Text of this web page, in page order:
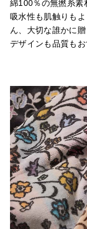
綿100％の無撚糸素
吸水性も肌触りも
ん、大切な誰かに
デザインも品質もお